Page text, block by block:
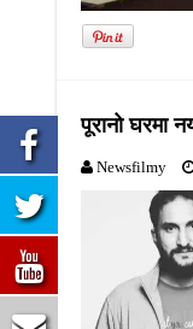
पूरानो घरमा
Newsfilmy